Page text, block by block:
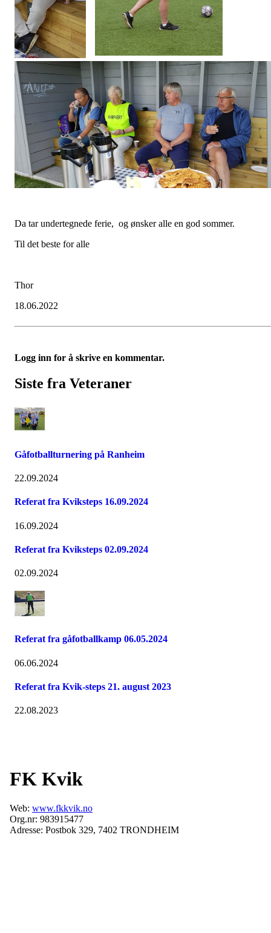
Da tar undertegnede ferie, og ønsker alle en god sommer.
Til det beste for alle
Thor
18.06.2022
Logg inn for å skrive en kommentar.
Siste fra Veteraner
Gåfotballturnering på Ranheim
22.09.2024
Referat fra Kviksteps 16.09.2024
16.09.2024
Referat fra Kviksteps 02.09.2024
02.09.2024
Referat fra gåfotballkamp 06.05.2024
06.06.2024
Referat fra Kvik-steps 21. august 2023
22.08.2023
FK Kvik
Web: www.fkkvik.no
Org.nr: 983915477
Adresse: Postbok 329, 7402 TRONDHEIM